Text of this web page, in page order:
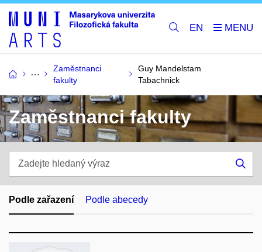
EN
Zaměstnanci
fakulty
Guy Mandelstam
Tabachnick
Zaměstnanci fakulty
hledaný
výraz
Podle zařazení Podle abecedy